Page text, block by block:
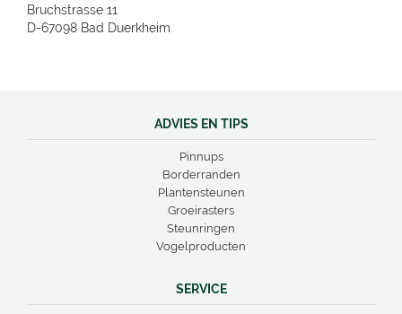
Bruchstrasse 11
D-67098 Bad Duerkheim
ADVIES EN TIPS
Pinnups
Borderranden
Plantensteunen
Groeirasters
Steunringen
Vogelproducten
SERVICE